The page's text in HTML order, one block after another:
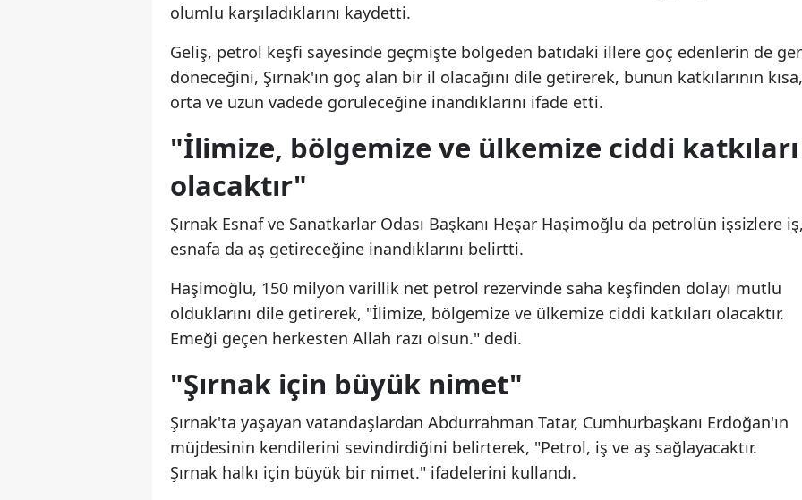
Kırşehir
Kocaeli
Kütahya
Manisa
Mardin
Nevşehir
Niğde
olumlu karşıladıklarını kaydetti.
Geliş, petrol keşfi sayesinde geçmişte bölgeden batıdaki illere göç edenlerin de
döneceğini, Şırnak'ın göç alan bir il olacağını dile getirerek, bunun katkılarının kısa,
orta ve uzun vadede görüleceğine inandıklarını ifade etti.
"İlimize, bölgemize ve ülkemize ciddi katkıları
olacaktır"
Şırnak Esnaf ve Sanatkarlar Odası Başkanı Heşar Haşimoğlu da petrolün işsizlere
esnafa da aş getireceğine inandıklarını belirtti.
Haşimoğlu, 150 milyon varillik net petrol rezervinde saha keşfinden dolayı mutlu
olduklarını dile getirerek, "İlimize, bölgemize ve ülkemize ciddi katkıları olacaktır.
Emeği geçen herkesten Allah razı olsun." dedi.
"Şırnak için büyük nimet"
Şırnak'ta yaşayan vatandaşlardan Abdurrahman Tatar, Cumhurbaşkanı Erdoğan'ın
müjdesinin kendilerini sevindirdiğini belirterek, "Petrol, iş ve aş sağlayacaktır.
Şırnak halkı için büyük bir nimet." ifadelerini kullandı.